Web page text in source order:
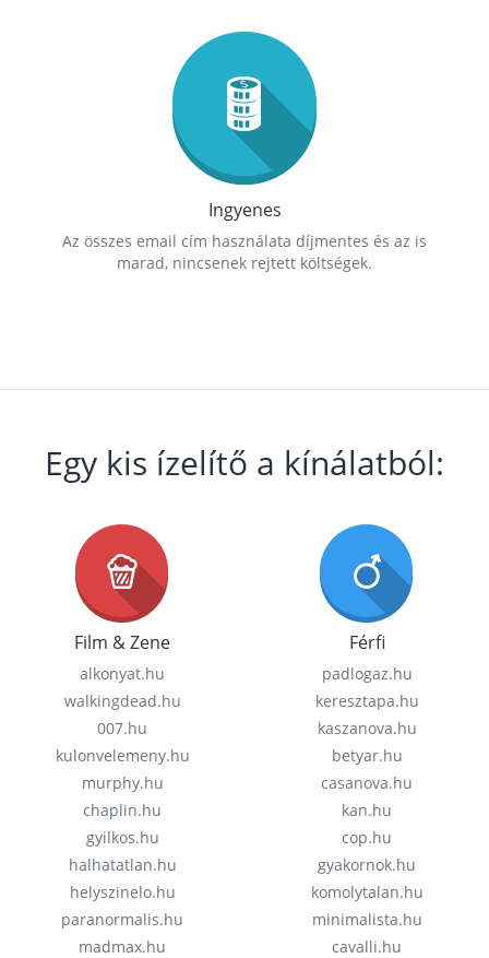
Ingyenes
Az összes email cím használata díjmentes és az is
marad, nincsenek rejtett költségek.
Egy kis ízelítő a kínálatból:
Film & Zene
alkonyat.hu
walkingdead.hu
007.hu
kulonvelemeny.hu
murphy.hu
chaplin.hu
gyilkos.hu
halhatatlan.hu
helyszinelo.hu
paranormalis.hu
madmax.hu
Férfi
padlogaz.hu
keresztapa.hu
kaszanova.hu
betyar.hu
casanova.hu
kan.hu
cop.hu
gyakornok.hu
komolytalan.hu
minimalista.hu
cavalli.hu